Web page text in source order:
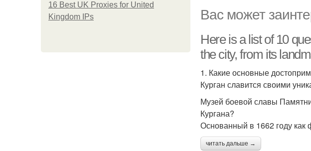
16 Best UK Proxies for United
Kingdom IPs
Вас может
Here is a list of 10
the city, from its
1. Какие основные
Курган славится своими
Музей боевой славы
Кургана?
Основанный в 1662 году как
читать дальше →